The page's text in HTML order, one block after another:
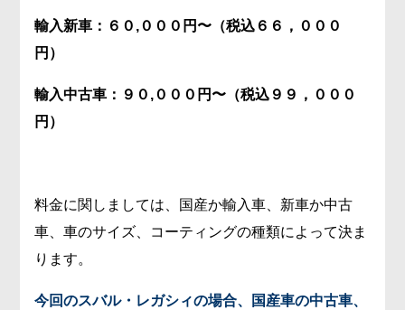
輸入新車：６０,０００円〜（税込６６，０００
円）
輸入中古車：９０,０００円〜（税込９９，０００
円）
料金に関しましては、国産か輸入車、新車か中古
車、車のサイズ、コーティングの種類によって決ま
ります。
今回のスバル・レガシィの場合、国産車の中古車、